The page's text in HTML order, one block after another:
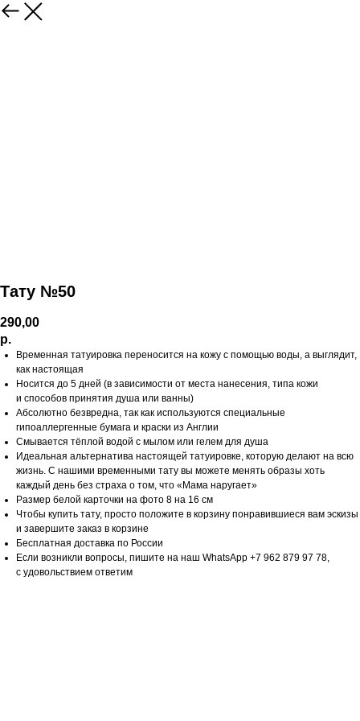
Тату №50
290,00
р.
Временная татуировка переносится на кожу с помощью воды, а выглядит,
как настоящая
Носится до 5 дней (в зависимости от места нанесения, типа кожи
и способов принятия душа или ванны)
Абсолютно безвредна, так как используются специальные
гипоаллергенные бумага и краски из Англии
Смывается тёплой водой с мылом или гелем для душа
Идеальная альтернатива настоящей татуировке, которую делают на всю
жизнь. С нашими временными тату вы можете менять образы хоть
каждый день без страха о том, что «Мама наругает»
Размер белой карточки на фото 8 на 16 см
Чтобы купить тату, просто положите в корзину понравившиеся вам эскизы
и завершите заказ в корзине
Бесплатная доставка по России
Если возникли вопросы, пишите на наш WhatsApp +7 962 879 97 78,
с удовольствием ответим